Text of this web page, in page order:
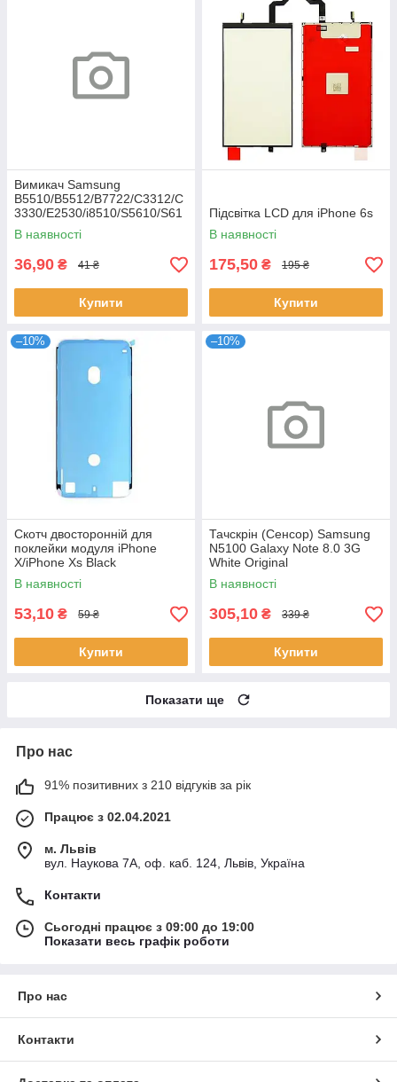
Вимикач Samsung
B5510/B5512/B7722/C3312/C
3330/E2530/i8510/S5610/S61
02
В наявності
36,90 ₴ 41 ₴
Купити
Підсвітка LCD для iPhone 6s
В наявності
175,50 ₴ 195 ₴
Купити
–10%
Скотч двосторонній для
поклейки модуля iPhone
X/iPhone Xs Black
В наявності
53,10 ₴ 59 ₴
Купити
–10%
Тачскрін (Сенсор) Samsung
N5100 Galaxy Note 8.0 3G
White Original
В наявності
305,10 ₴ 339 ₴
Купити
Показати ще
Про нас
91% позитивних з 210 відгуків за рік
Працює з 02.04.2021
м. Львів
вул. Наукова 7А, оф. каб. 124, Львів, Україна
Контакти
Сьогодні працює з 09:00 до 19:00
Показати весь графік роботи
Про нас
Контакти